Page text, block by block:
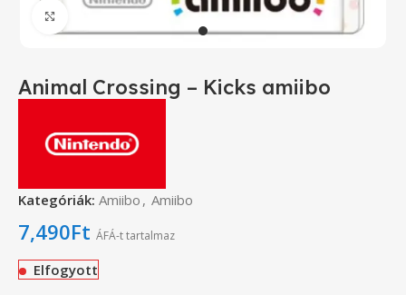
Animal Crossing – Kicks amiibo
Kategóriák: Amiibo , Amiibo
7,490Ft ÁFÁ-t tartalmaz
Elfogyott